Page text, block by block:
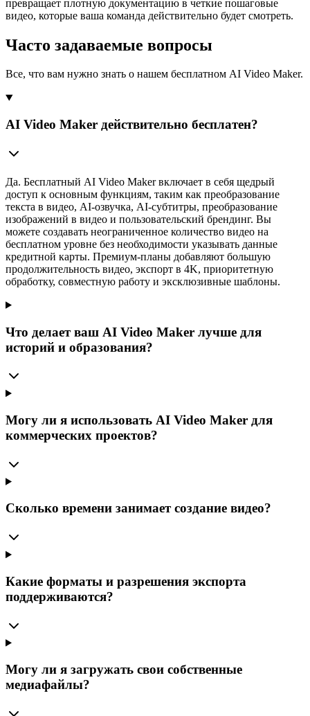
превращает плотную документацию в четкие пошаговые
видео, которые ваша команда действительно будет смотреть.
Часто задаваемые вопросы
Все, что вам нужно знать о нашем бесплатном AI Video Maker.
AI Video Maker действительно бесплатен?
Да. Бесплатный AI Video Maker включает в себя щедрый
доступ к основным функциям, таким как преобразование
текста в видео, AI-озвучка, AI-субтитры, преобразование
изображений в видео и пользовательский брендинг. Вы
можете создавать неограниченное количество видео на
бесплатном уровне без необходимости указывать данные
кредитной карты. Премиум-планы добавляют большую
продолжительность видео, экспорт в 4K, приоритетную
обработку, совместную работу и эксклюзивные шаблоны.
Что делает ваш AI Video Maker лучше для
историй и образования?
Могу ли я использовать AI Video Maker для
коммерческих проектов?
Сколько времени занимает создание видео?
Какие форматы и разрешения экспорта
поддерживаются?
Могу ли я загружать свои собственные
медиафайлы?